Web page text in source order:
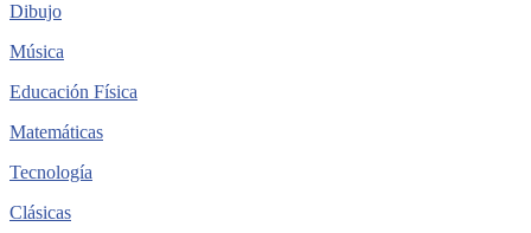
Dibujo
Música
Educación Física
Matemáticas
Tecnología
Clásicas